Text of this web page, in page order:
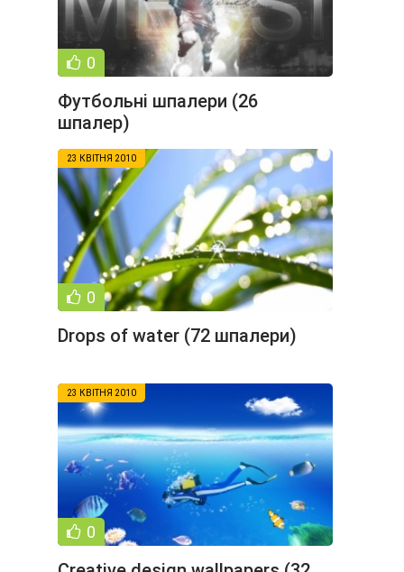
0
Футбольні шпалери (26
шпалер)
23 КВІТНЯ 2010
0
Drops of water (72 шпалери)
23 КВІТНЯ 2010
0